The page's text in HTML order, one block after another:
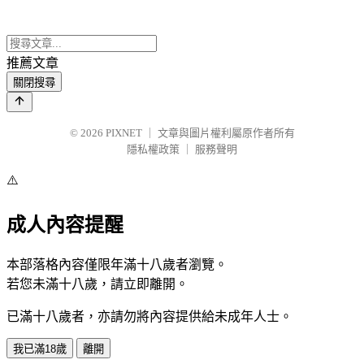
推薦文章
關閉搜尋
© 2026 PIXNET
文章與圖片權利屬原作者所有
隱私權政策
服務聲明
⚠️
成人內容提醒
本部落格內容僅限年滿十八歲者瀏覽。
若您未滿十八歲，請立即離開。
已滿十八歲者，亦請勿將內容提供給未成年人士。
我已滿18歲 離開